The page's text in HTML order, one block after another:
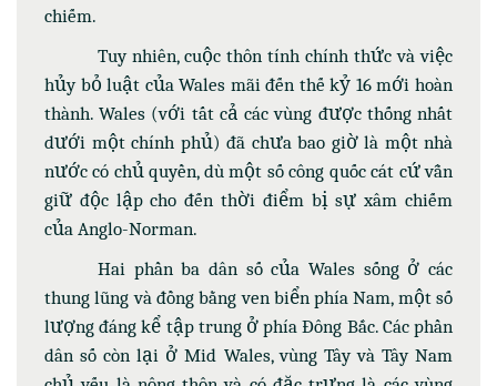
chiếm.
Tuy nhiên, cuộc thôn tính chính thức và việc
hủy bỏ luật của Wales mãi đến thế kỷ 16 mới hoàn
thành. Wales (với tất cả các vùng được thống nhất
dưới một chính phủ) đã chưa bao giờ là một nhà
nước có chủ quyền, dù một số công quốc cát cứ vẫn
giữ độc lập cho đến thời điểm bị sự xâm chiếm
của Anglo-Norman.
Hai phần ba dân số của Wales sống ở các
thung lũng và đồng bằng ven biển phía Nam, một số
lượng đáng kể tập trung ở phía Đông Bắc. Các phần
dân số còn lại ở Mid Wales, vùng Tây và Tây Nam